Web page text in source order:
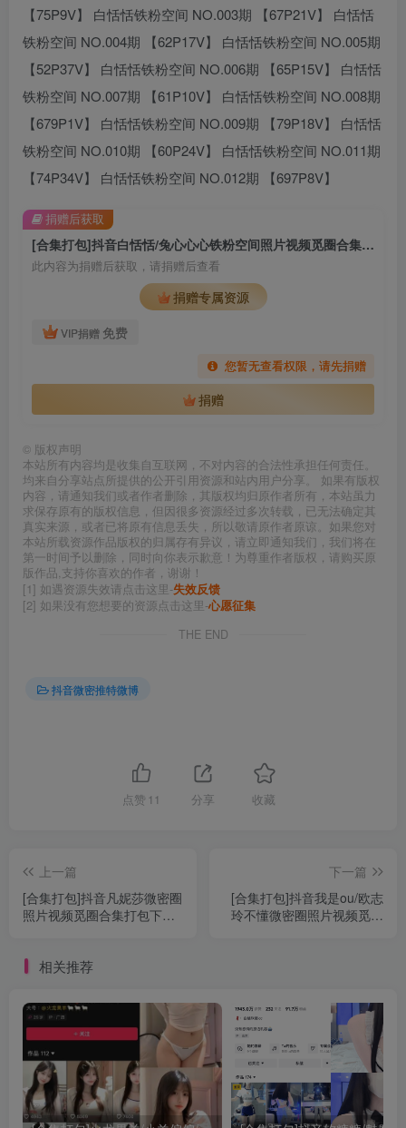
【75P9V】 白恬恬铁粉空间 NO.003期 【67P21V】 白恬恬
铁粉空间 NO.004期 【62P17V】 白恬恬铁粉空间 NO.005期
【52P37V】 白恬恬铁粉空间 NO.006期 【65P15V】 白恬恬
铁粉空间 NO.007期 【61P10V】 白恬恬铁粉空间 NO.008期
【679P1V】 白恬恬铁粉空间 NO.009期 【79P18V】 白恬恬
铁粉空间 NO.010期 【60P24V】 白恬恬铁粉空间 NO.011期
【74P34V】 白恬恬铁粉空间 NO.012期 【697P8V】
[合集打包]抖音白恬恬/兔心心心铁粉空间照片视频觅圈合集打包下载+持续更新
此内容为捐赠后获取，请捐赠后查看
捐赠专属资源
VIP捐赠 免费
您暂无查看权限，请先捐赠
捐赠
捐赠后获取
© 版权声明
本站所有内容均是收集自互联网，不对内容的合法性承担任何责任。
均来自分享站点所提供的公开引用资源和站内用户分享。 如果有版权
内容，请通知我们或者作者删除，其版权均归原作者所有，本站虽力
求保存原有的版权信息，但因很多资源经过多次转载，已无法确定其
真实来源，或者已将原有信息丢失，所以敬请原作者原谅。如果您对
本站所载资源作品版权的归属存有异议，请立即通知我们，我们将在
第一时间予以删除，同时向你表示歉意！为尊重作者版权，请购买原
版作品,支持你喜欢的作者，谢谢！
[1] 如遇资源失效请点击这里-失效反馈
[2] 如果没有您想要的资源点击这里-心愿征集
THE END
抖音微密推特微博
点赞 11 分享 收藏
上一篇
[合集打包]抖音凡妮莎微密圈
照片视频觅圈合集打包下载
下一篇
[合集打包]抖音我是ou/欧志
玲不懂微密圈照片视频觅圈
相关推荐